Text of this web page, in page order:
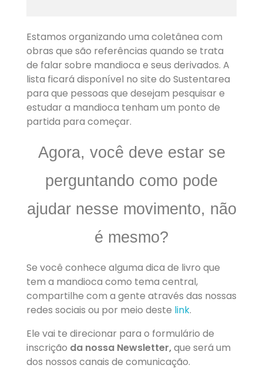
Estamos organizando uma coletânea com
obras que são referências quando se trata
de falar sobre mandioca e seus derivados. A
lista ficará disponível no site do Sustentarea
para que pessoas que desejam pesquisar e
estudar a mandioca tenham um ponto de
partida para começar.
Agora, você deve estar se
perguntando como pode
ajudar nesse movimento, não
é mesmo?
Se você conhece alguma dica de livro que
tem a mandioca como tema central,
compartilhe com a gente através das nossas
redes sociais ou por meio deste link.
Ele vai te direcionar para o formulário de
inscrição da nossa Newsletter,que será um
dos nossos canais de comunicação.